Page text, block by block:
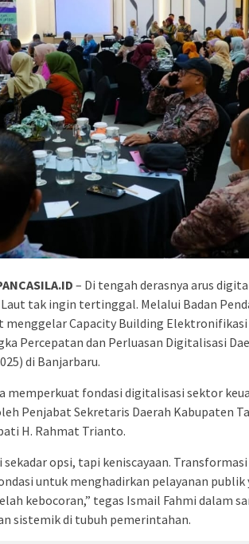
– Di tengah derasnya arus
tak ingin tertinggal. Melalui Badan
menggelar Capacity Building Elektronifikasi
Percepatan dan Perluasan Digitalisasi
di Banjarbaru.
memperkuat fondasi digitalisasi sektor
Penjabat Sekretaris Daerah Kabupaten
H. Rahmat Trianto.
opsi, tapi keniscayaan.
untuk menghadirkan pelayanan publik
kebocoran,” tegas Ismail Fahmi dalam
sistemik di tubuh pemerintahan.